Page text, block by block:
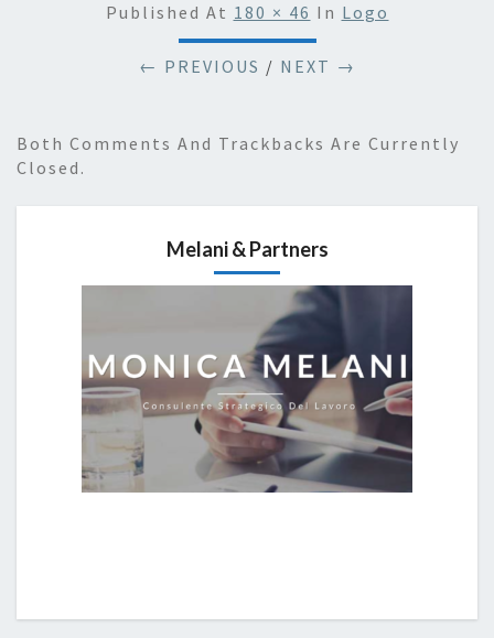
Published At 180 × 46 In Logo
← PREVIOUS / NEXT →
Both Comments And Trackbacks Are Currently
Closed.
Melani & Partners